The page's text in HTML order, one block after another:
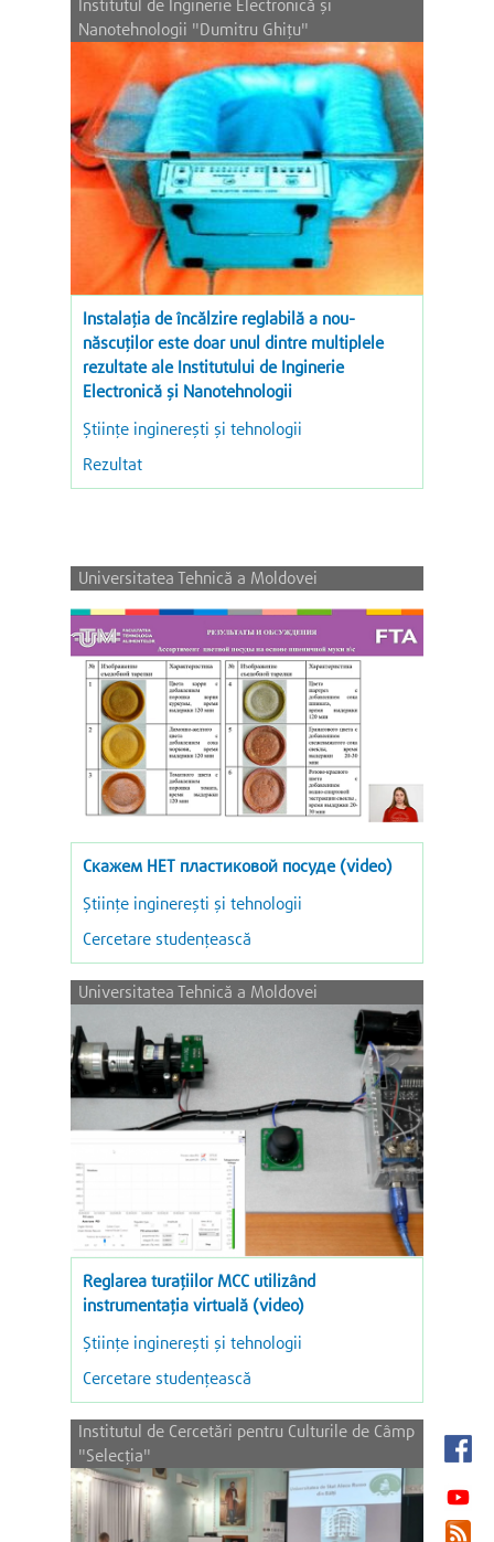
Institutul de Inginerie Electronică şi
Nanotehnologii "Dumitru Ghiţu"
Instalația de încălzire reglabilă a nou-
născuților este doar unul dintre multiplele
rezultate ale Institutului de Inginerie
Electronică și Nanotehnologii
Ştiinţe inginereşti şi tehnologii
Rezultat
Universitatea Tehnică a Moldovei
Скажем НЕТ пластиковой посуде (video)
Ştiinţe inginereşti şi tehnologii
Cercetare studențească
Universitatea Tehnică a Moldovei
Reglarea turațiilor MCC utilizând
instrumentația virtuală (video)
Ştiinţe inginereşti şi tehnologii
Cercetare studențească
Institutul de Cercetări pentru Culturile de Câmp
"Selecția"